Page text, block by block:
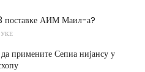
АИМ Маил-а?
примените Сепиа нијансу у